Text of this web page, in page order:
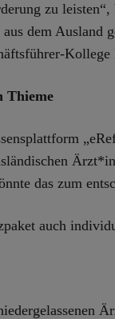
zu
dem Ausland
Thieme
das zum
auch